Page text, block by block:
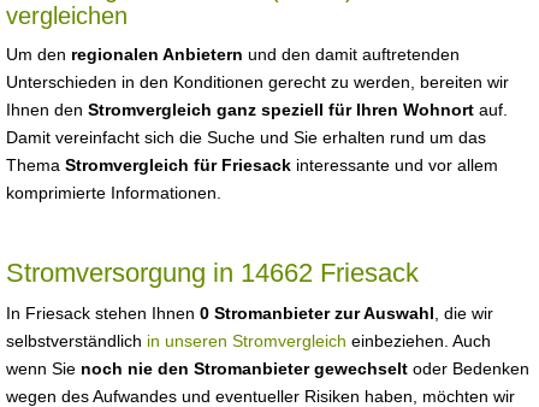
vergleichen
Um den regionalen Anbietern und den damit auftretenden
Unterschieden in den Konditionen gerecht zu werden, bereiten wir
Ihnen den Stromvergleich ganz speziell für Ihren Wohnort auf.
Damit vereinfacht sich die Suche und Sie erhalten rund um das
Thema Stromvergleich für Friesack interessante und vor allem
komprimierte Informationen.
Stromversorgung in 14662 Friesack
In Friesack stehen Ihnen 0 Stromanbieter zur Auswahl , die wir
selbstverständlich in unseren Stromvergleich einbeziehen. Auch
wenn Sie noch nie den Stromanbieter gewechselt oder Bedenken
wegen des Aufwandes und eventueller Risiken haben, möchten wir